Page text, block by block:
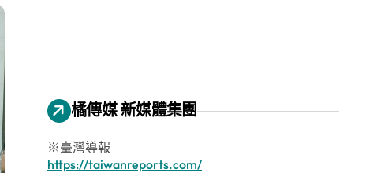
橘傳媒 新媒體集團
※臺灣導報
https://taiwanreports.com/